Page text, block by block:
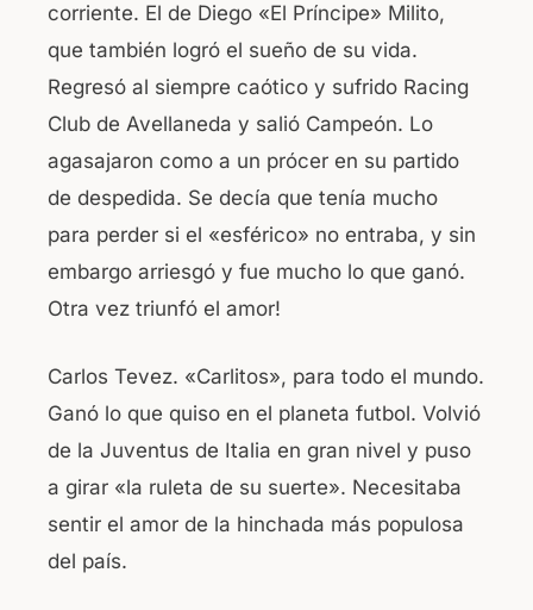
corriente. El de Diego «El Príncipe» Milito,
que también logró el sueño de su vida.
Regresó al siempre caótico y sufrido Racing
Club de Avellaneda y salió Campeón. Lo
agasajaron como a un prócer en su partido
de despedida. Se decía que tenía mucho
para perder si el «esférico» no entraba, y sin
embargo arriesgó y fue mucho lo que ganó.
Otra vez triunfó el amor!
Carlos Tevez. «Carlitos», para todo el mundo.
Ganó lo que quiso en el planeta futbol. Volvió
de la Juventus de Italia en gran nivel y puso
a girar «la ruleta de su suerte». Necesitaba
sentir el amor de la hinchada más populosa
del país.